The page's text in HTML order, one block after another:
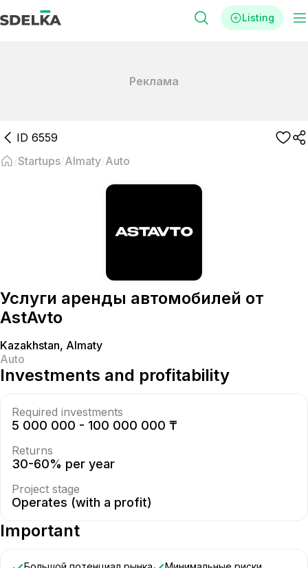
Listing
Реклама
ID 6559
Startups Almaty Auto
Услуги аренды автомобилей от
AstAvto
Kazakhstan, Almaty
Auto
Investments and profitability
Required investments
5 000 000 - 100 000 000 ₸
Returns
30-60% per year
Project stage
Operates (with a profit)
Important